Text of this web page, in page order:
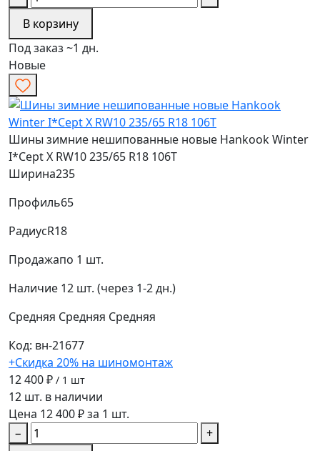
В корзину
Под заказ ~1 дн.
Новые
Шины зимние нешипованные новые Hankook Winter
I*Cept X RW10 235/65 R18 106T
Ширина235
Профиль65
РадиусR18
Продажапо 1 шт.
Наличие 12 шт. (через 1-2 дн.)
Средняя Средняя Средняя
Код: вн-21677
+Скидка 20% на шиномонтаж
12 400 ₽ / 1 шт
12 шт. в наличии
Цена 12 400 ₽ за 1 шт.
−
+